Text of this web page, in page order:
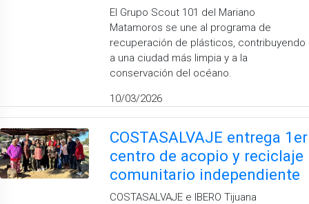
El Grupo Scout 101 del Mariano
Matamoros se une al programa de
recuperación de plásticos, contribuyendo
a una ciudad más limpia y a la
conservación del océano.
10/03/2026
COSTASALVAJE entrega 1er
centro de acopio y reciclaje
comunitario independiente
COSTASALVAJE e IBERO Tijuana